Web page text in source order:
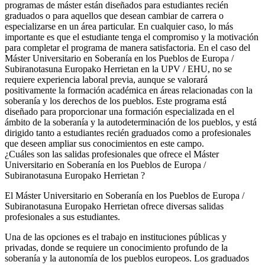
programas de máster están diseñados para estudiantes recién
graduados o para aquellos que desean cambiar de carrera o
especializarse en un área particular. En cualquier caso, lo más
importante es que el estudiante tenga el compromiso y la motivación
para completar el programa de manera satisfactoria. En el caso del
Máster Universitario en Soberanía en los Pueblos de Europa /
Subiranotasuna Europako Herrietan en la UPV / EHU, no se
requiere experiencia laboral previa, aunque se valorará
positivamente la formación académica en áreas relacionadas con la
soberanía y los derechos de los pueblos. Este programa está
diseñado para proporcionar una formación especializada en el
ámbito de la soberanía y la autodeterminación de los pueblos, y está
dirigido tanto a estudiantes recién graduados como a profesionales
que deseen ampliar sus conocimientos en este campo.
¿Cuáles son las salidas profesionales que ofrece el Máster
Universitario en Soberanía en los Pueblos de Europa /
Subiranotasuna Europako Herrietan ?
El Máster Universitario en Soberanía en los Pueblos de Europa /
Subiranotasuna Europako Herrietan ofrece diversas salidas
profesionales a sus estudiantes.
Una de las opciones es el trabajo en instituciones públicas y
privadas, donde se requiere un conocimiento profundo de la
soberanía y la autonomía de los pueblos europeos. Los graduados